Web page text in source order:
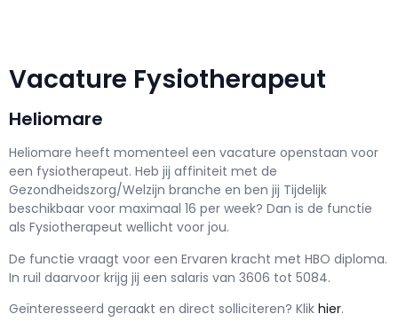
Vacature Fysiotherapeut
Heliomare
Heliomare heeft momenteel een vacature openstaan voor
een fysiotherapeut. Heb jij affiniteit met de
Gezondheidszorg/Welzijn branche en ben jij Tijdelijk
beschikbaar voor maximaal 16 per week? Dan is de functie
als Fysiotherapeut wellicht voor jou.
De functie vraagt voor een Ervaren kracht met HBO diploma.
In ruil daarvoor krijg jij een salaris van 3606 tot 5084.
Geïnteresseerd geraakt en direct solliciteren? Klik hier.